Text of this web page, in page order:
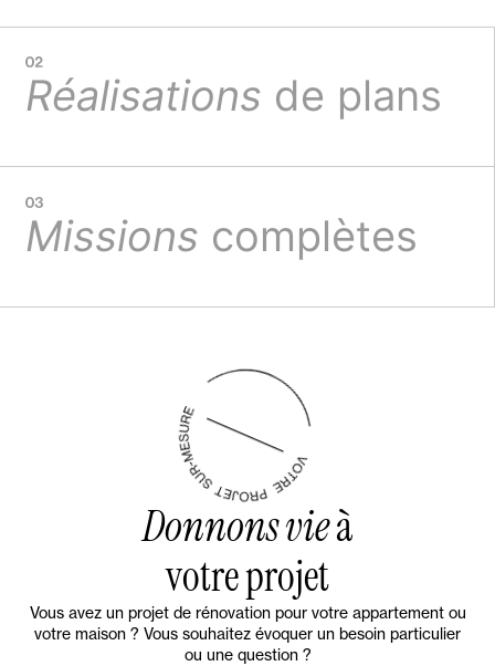
Réalisations de plans
Missions complètes
Donnons vieà
votre projet
Vous avez un projet de rénovation pour votre appartement ou
votre maison ? Vous souhaitez évoquer un besoin particulier
ou une question ?